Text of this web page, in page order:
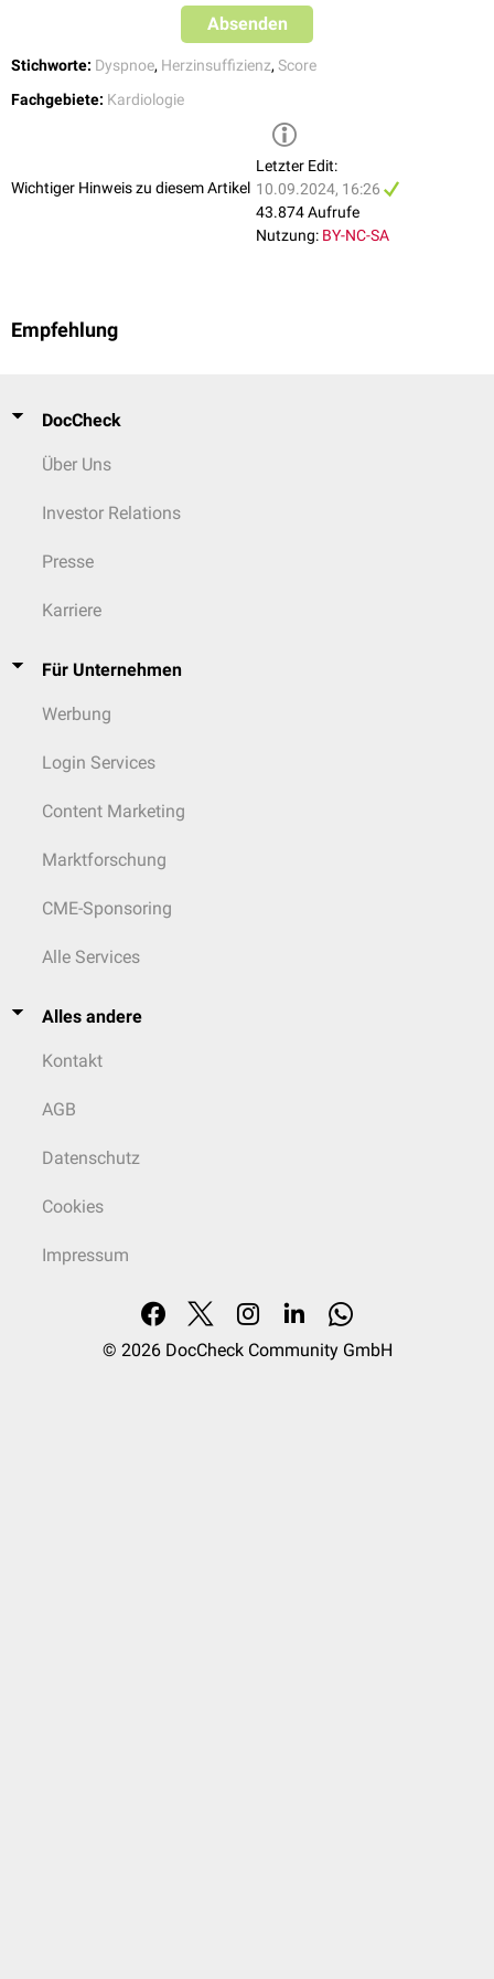
Absenden
Stichworte: Dyspnoe, Herzinsuffizienz, Score
Fachgebiete: Kardiologie
Wichtiger Hinweis zu diesem Artikel
Letzter Edit:
10.09.2024, 16:26
43.874 Aufrufe
Nutzung: BY-NC-SA
Empfehlung
DocCheck
Über Uns
Investor Relations
Presse
Karriere
Für Unternehmen
Werbung
Login Services
Content Marketing
Marktforschung
CME-Sponsoring
Alle Services
Alles andere
Kontakt
AGB
Datenschutz
Cookies
Impressum
© 2026 DocCheck Community GmbH